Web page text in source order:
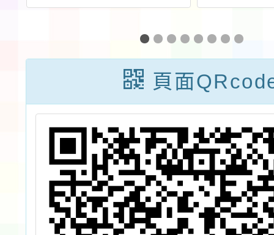
及家長特教知能
繃》
法》
陪伴
與創
境關
頁面